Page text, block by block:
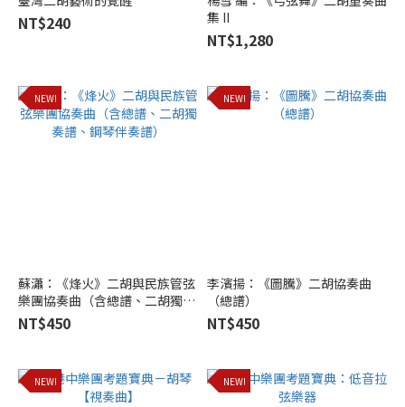
NT$240
集 II
NT$1,280
NEW!
蘇瀟：《烽火》二胡與民族管弦
樂團協奏曲（含總譜、二胡獨奏
譜、鋼琴伴奏譜）
NT$450
NEW!
李濱揚：《圖騰》二胡協奏曲
（總譜）
NT$450
NEW! NEW!